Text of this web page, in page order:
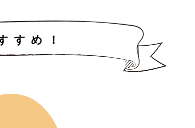
すめ！